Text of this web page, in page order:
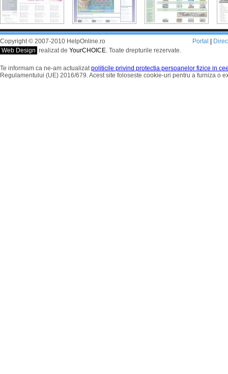
Copyright © 2007-2010 HelpOnline.ro
Web Design realizat de YourCHOICE. Toate drepturile rezervate.
Portal
Te informam ca ne-am actualizatpoliticile privind protectia persoanelor fizice in
Regulamentului (UE) 2016/679. Acest site foloseste cookie-uri pentru a furniza o